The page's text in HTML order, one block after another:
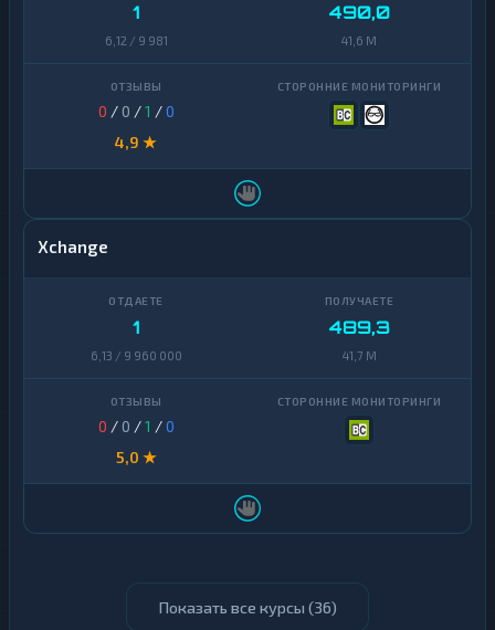
1
6,12 / 9 981
490,0
41,6 M
0 / 0 /1 /0
4,9 ★
Xchange
1
6,13 / 9 960 000
489,3
41,7 M
0 / 0 /1 /0
5,0 ★
Показать все курсы (36)